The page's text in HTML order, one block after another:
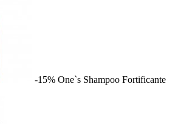
-15% One`s Shampoo Fortificante